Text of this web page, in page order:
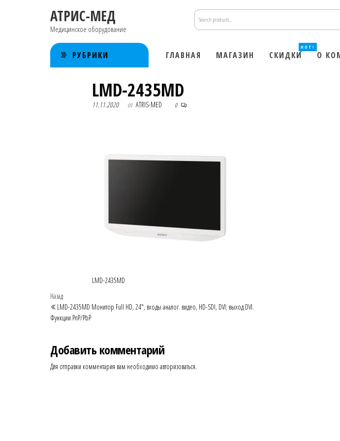
АТРИС-МЕД
Медицинское оборудование
РУБРИКИ ГЛАВНАЯ МАГАЗИН СКИДКИ
HOT!
О
LMD-2435MD
11.11.2020 от ATRIS-MED 0
LMD-2435MD
Навигация
по
Предыдущая
запись
Назад
LMD-2435MD Монитор Full HD, 24″, входы аналог. видео, HD-SDI, DVI; выход DVI.
Функции PnP/PbP
Добавить комментарий
Для отправки комментария вам необходимо авторизоваться.